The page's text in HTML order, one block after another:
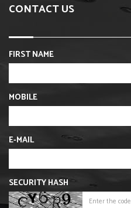
CONTACT US
FIRST NAME
MOBILE
E-MAIL
SECURITY HASH